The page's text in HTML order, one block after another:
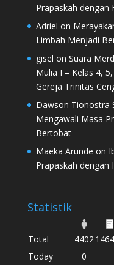
Prapaskah
Adriel on
Limbah Menjadi
gisel on Suara
Mulia I – Kelas 4,
Gereja Trinitas
Dawson Tionostra
Mengawali Masa
Bertobat
Maeka Arunde on
Prapaskah
Statistik
Total 4402
Today
0